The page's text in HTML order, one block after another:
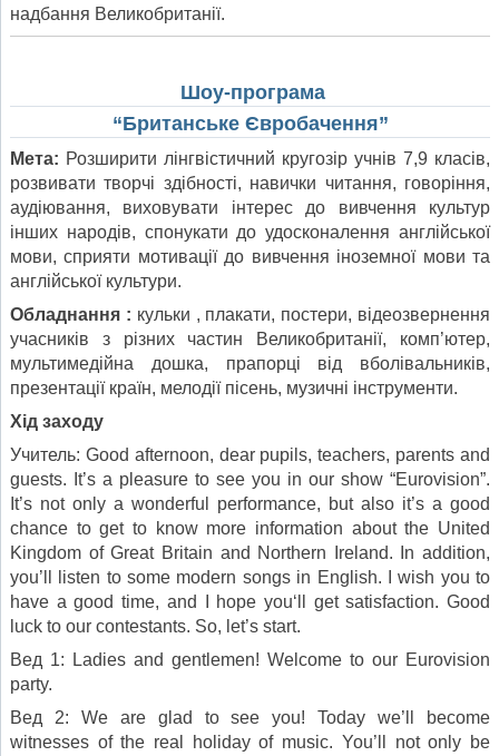
надбання Великобританії.
Шоу-програма
“Британське Євробачення”
Мета: Розширити лінгвістичний кругозір учнів 7,9 класів,
розвивати творчі здібності, навички читання, говоріння,
аудіювання, виховувати інтерес до вивчення культур
інших народів, спонукати до удосконалення англійської
мови, сприяти мотивації до вивчення іноземної мови та
англійської культури.
Обладнання : кульки , плакати, постери, відеозвернення
учасників з різних частин Великобританії, комп’ютер,
мультимедійна дошка, прапорці від вболівальників,
презентації країн, мелодії пісень, музичні інструменти.
Хід заходу
Учитель: Good afternoon, dear pupils, teachers, parents and
guests. It’s a pleasure to see you in our show “Eurovision”.
It’s not only a wonderful performance, but also it’s a good
chance to get to know more information about the United
Kingdom of Great Britain and Northern Ireland. In addition,
you’ll listen to some modern songs in English. I wish you to
have a good time, and I hope you‘ll get satisfaction. Good
luck to our contestants. So, let’s start.
Вед 1: Ladies and gentlemen! Welcome to our Eurovision
party.
Вед 2: We are glad to see you! Today we’ll become
witnesses of the real holiday of music. You’ll not only be